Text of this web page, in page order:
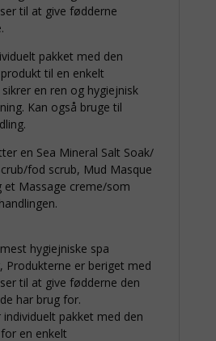
til at give fødderne
pakket med den
til en enkelt
en ren og hygiejnisk
Kan også bruge til
en Sea Mineral Salt Soak/
fod scrub, Mud Masque
Massage creme/som
hygiejniske spa
Produkterne er beriget med
til at give fødderne den
har brug for.
pakket med den
en enkelt